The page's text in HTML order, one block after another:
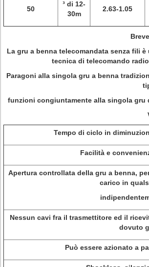
50
³ di 12-
30m
2.63-1.05
La gru a benna telecomandata senza fili
tecnica di telecomando
Paragoni alla singola gru a benna
funzioni congiuntamente alla singola gru
Tempo di ciclo in
Facilità e
Apertura controllata della gru a benna,
carico in
Nessun cavi fra il trasmettitore ed il
dovuto
Può essere azionato a